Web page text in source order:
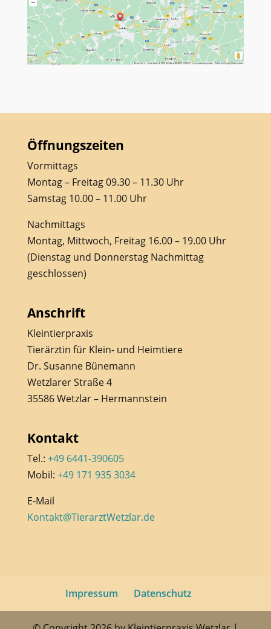
Öffnungszeiten
Vormittags
Montag – Freitag 09.30 – 11.30 Uhr
Samstag 10.00 – 11.00 Uhr
Nachmittags
Montag, Mittwoch, Freitag 16.00 – 19.00 Uhr
(Dienstag und Donnerstag Nachmittag
geschlossen)
Anschrift
Kleintierpraxis
Tierärztin für Klein- und Heimtiere
Dr. Susanne Bünemann
Wetzlarer Straße 4
35586 Wetzlar – Hermannstein
Kontakt
Tel.: +49 6441-390605
Mobil: +49 171 935 3034
E-Mail
Kontakt@TierarztWetzlar.de
Impressum Datenschutz